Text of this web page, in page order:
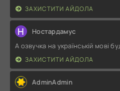
ЗАХИСТИТИ АЙДОЛА
Н Ностардамус
А озвучка на українській мові
ЗАХИСТИТИ АЙДОЛА
AdminAdmin